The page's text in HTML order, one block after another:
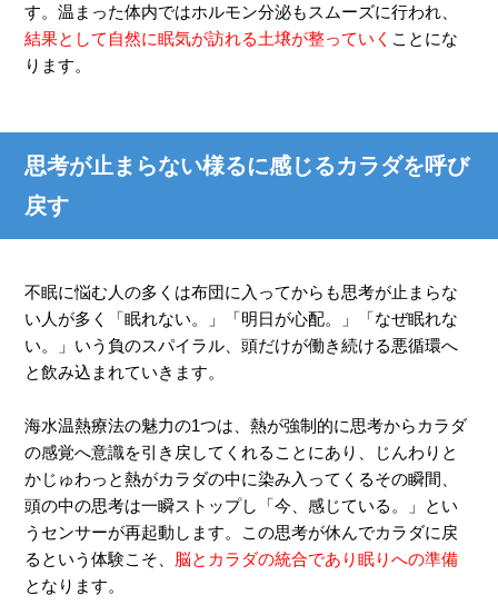
す。温まった体内ではホルモン分泌もスムーズに行われ、
結果として自然に眠気が訪れる土壌が整っていく ことにな
ります。
思考が止まらない様るに感じるカラダを呼び
戻す
不眠に悩む人の多くは布団に入ってからも思考が止まらな
い人が多く「眠れない。」「明日が心配。」「なぜ眠れな
い。」いう負のスパイラル、頭だけが働き続ける悪循環へ
と飲み込まれていきます。
海水温熱療法の魅力の1つは、熱が強制的に思考からカラダ
の感覚へ意識を引き戻してくれることにあり、じんわりと
かじゅわっと熱がカラダの中に染み入ってくるその瞬間、
頭の中の思考は一瞬ストップし「今、感じている。」とい
うセンサーが再起動します。この思考が休んでカラダに戻
るという体験こそ、 脳とカラダの統合であり眠りへの準備
となります。